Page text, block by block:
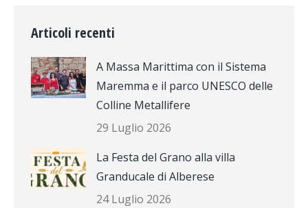
Articoli recenti
A Massa Marittima con il Sistema
Maremma e il parco UNESCO delle
Colline Metallifere
29 Luglio 2026
La Festa del Grano alla villa
Granducale di Alberese
24 Luglio 2026